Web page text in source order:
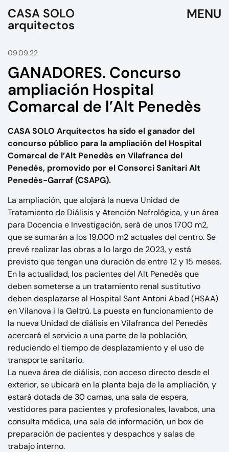
CASA SOLO
arquitectos
09.09.22
GANADORES. Concurso
ampliación Hospital
Comarcal de l’Alt Penedès
CASA SOLO Arquitectos ha sido el ganador del
concurso público para la ampliación del Hospital
Comarcal de l’Alt Penedès en Vilafranca del
Penedès, promovido por el Consorci Sanitari Alt
Penedès-Garraf (CSAPG).
La ampliación, que alojará la nueva Unidad de
Tratamiento de Diálisis y Atención Nefrológica, y un área
para Docencia e Investigación, será de unos 1700 m2,
que se sumarán a los 19.000 m2 actuales del centro. Se
prevé realizar las obras a lo largo de 2023, y está
previsto que tengan una duración de entre 12 y 15 meses.
En la actualidad, los pacientes del Alt Penedès que
deben someterse a un tratamiento renal sustitutivo
deben desplazarse al Hospital Sant Antoni Abad (HSAA)
en Vilanova i la Geltrú. La puesta en funcionamiento de
la nueva Unidad de diálisis en Vilafranca del Penedès
acercará el servicio a una parte de la población,
reduciendo el tiempo de desplazamiento y el uso de
transporte sanitario.
La nueva área de diálisis, con acceso directo desde el
exterior, se ubicará en la planta baja de la ampliación, y
estará dotada de 30 camas, una sala de espera,
vestidores para pacientes y profesionales, lavabos, una
consulta médica, una sala de información, un box de
preparación de pacientes y despachos y salas de
trabajo interno.